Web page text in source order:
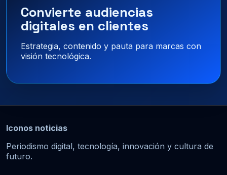
Convierte audiencias
digitales en clientes
Estrategia, contenido y pauta para marcas con
visión tecnológica.
Iconos noticias
Periodismo digital, tecnología, innovación y cultura de
futuro.